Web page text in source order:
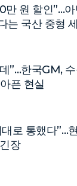
만 원 할인”…
는 국산 중형 세
”…한국GM,
픈 현실
로 통했다”…현
장